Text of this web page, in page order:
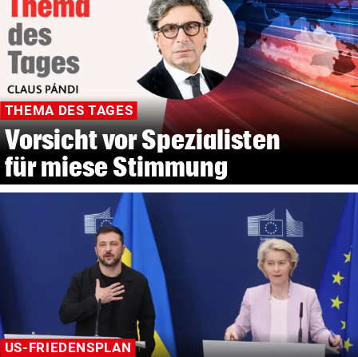
THEMA DES TAGES
Vorsicht vor Spezialisten
für miese Stimmung
US-FRIEDENSPLAN